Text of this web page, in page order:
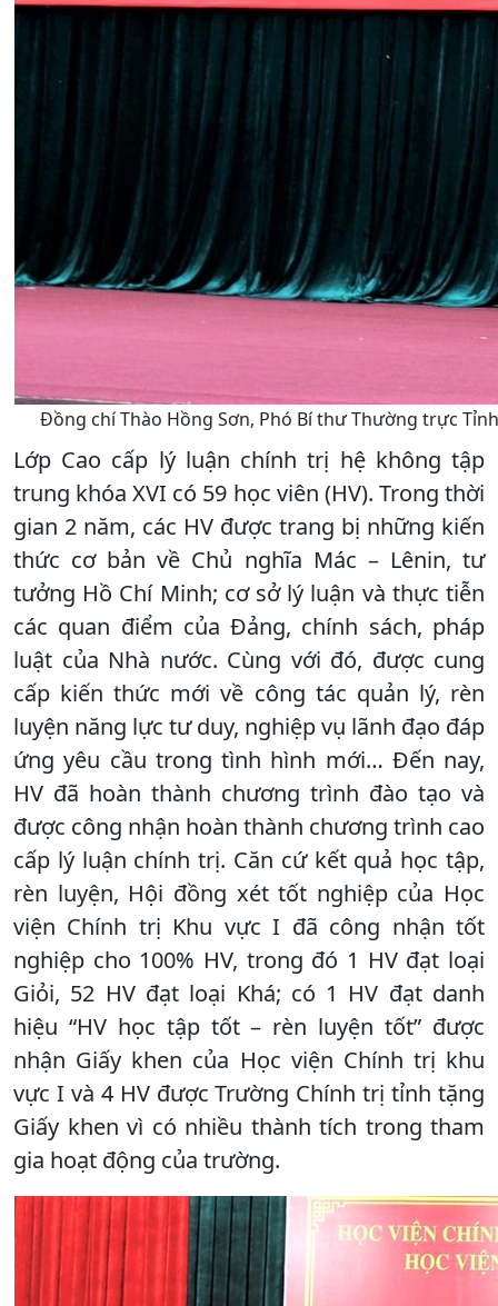
Đồng chí Thào Hồng Sơn, Phó Bí thư Thường trực
Lớp Cao cấp lý luận chính trị hệ không tập
trung khóa XVI có 59 học viên (HV). Trong thời
gian 2 năm, các HV được trang bị những kiến
thức cơ bản về Chủ nghĩa Mác – Lênin, tư
tưởng Hồ Chí Minh; cơ sở lý luận và thực tiễn
các quan điểm của Đảng, chính sách, pháp
luật của Nhà nước. Cùng với đó, được cung
cấp kiến thức mới về công tác quản lý, rèn
luyện năng lực tư duy, nghiệp vụ lãnh đạo đáp
ứng yêu cầu trong tình hình mới… Đến nay,
HV đã hoàn thành chương trình đào tạo và
được công nhận hoàn thành chương trình cao
cấp lý luận chính trị. Căn cứ kết quả học tập,
rèn luyện, Hội đồng xét tốt nghiệp của Học
viện Chính trị Khu vực I đã công nhận tốt
nghiệp cho 100% HV, trong đó 1 HV đạt loại
Giỏi, 52 HV đạt loại Khá; có 1 HV đạt danh
hiệu “HV học tập tốt – rèn luyện tốt” được
nhận Giấy khen của Học viện Chính trị khu
vực I và 4 HV được Trường Chính trị tỉnh tặng
Giấy khen vì có nhiều thành tích trong tham
gia hoạt động của trường.